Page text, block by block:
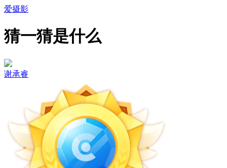
爱摄影
猜一猜是什么
谢承睿